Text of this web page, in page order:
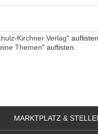
Kirchner Verlag"
Themen" auflisten.
MARKTPLATZ &